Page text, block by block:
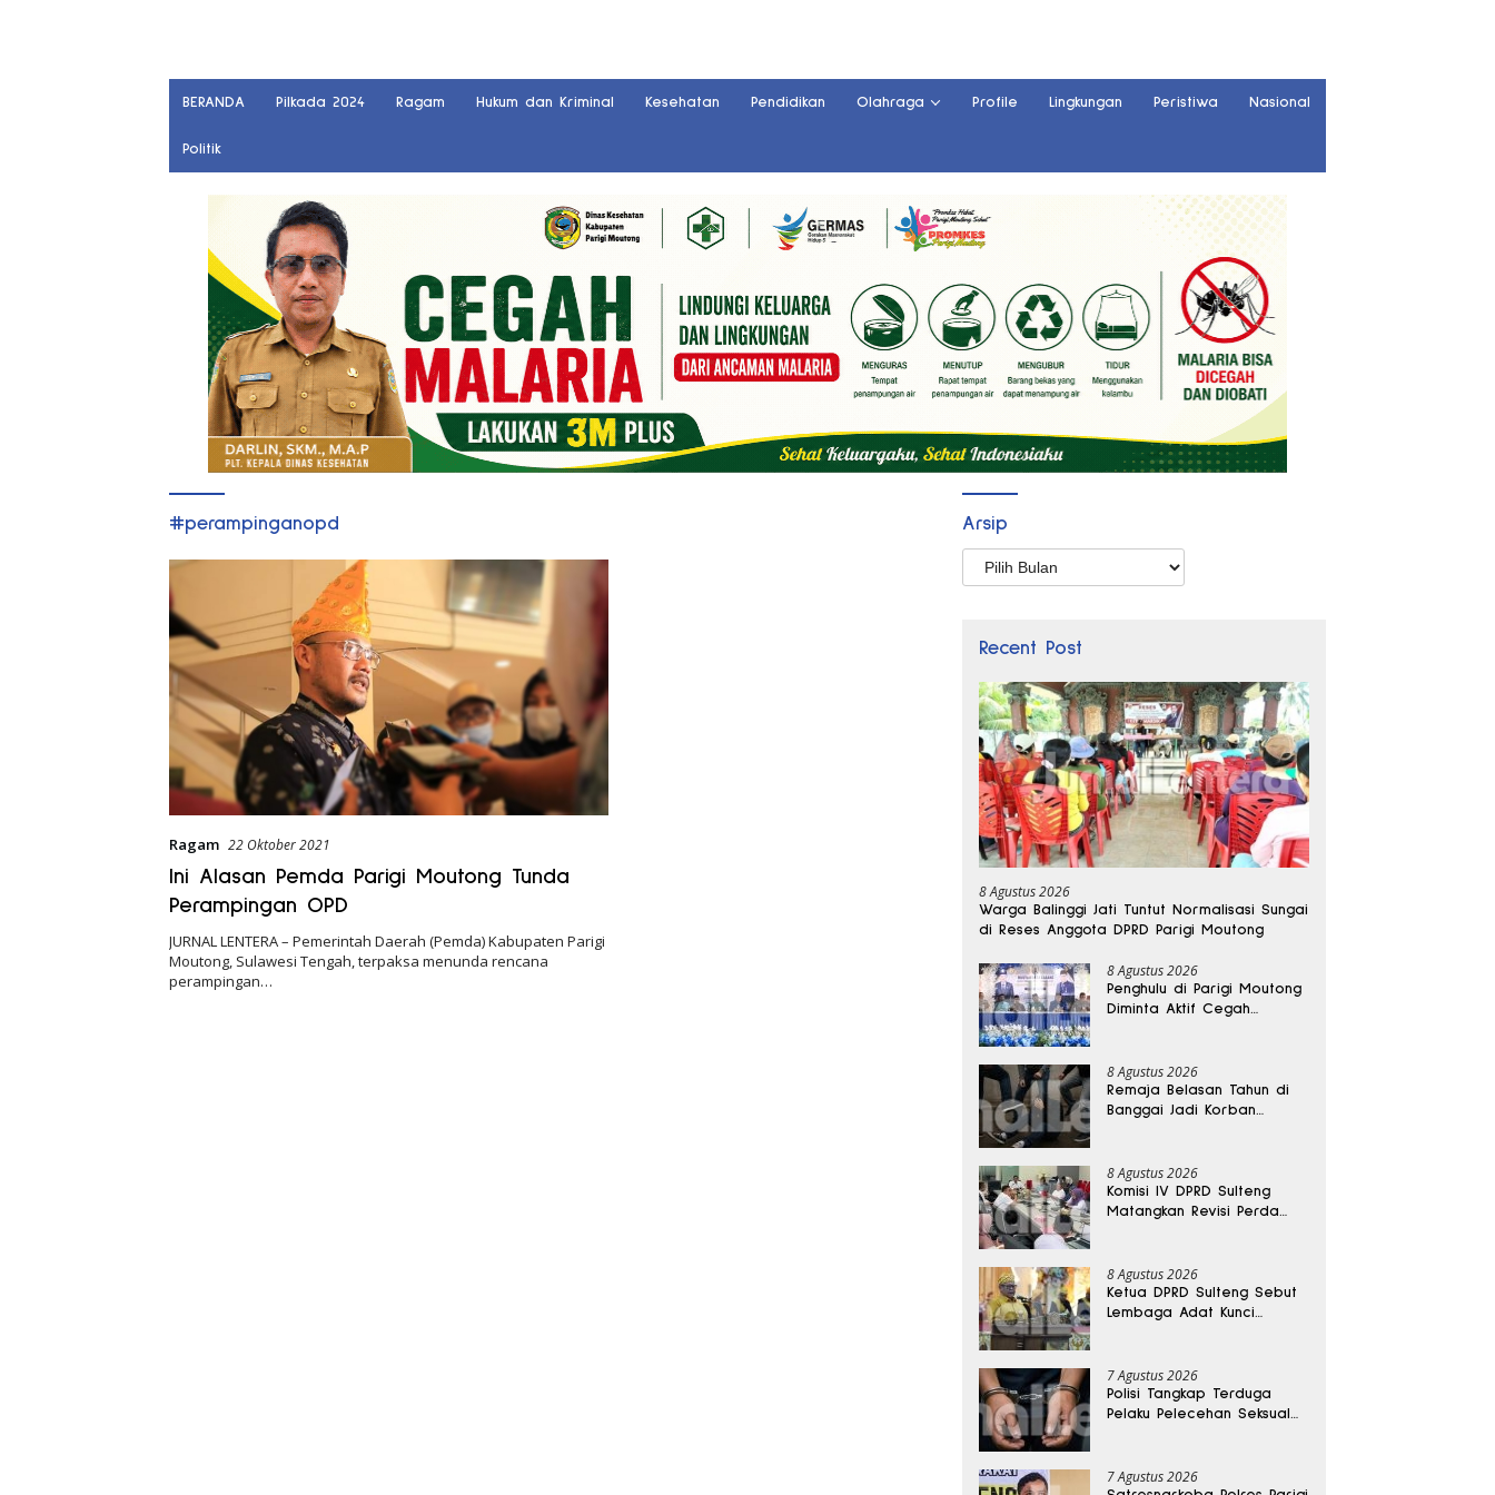
BERANDA Pilkada 2024 Ragam Hukum dan Kriminal Kesehatan Pendidikan Olahraga Profile Lingkungan Peristiwa Nasional
Politik
#perampinganopd
Ragam 22 Oktober 2021
Ini Alasan Pemda Parigi Moutong Tunda
Perampingan OPD
JURNAL LENTERA – Pemerintah Daerah (Pemda) Kabupaten Parigi
Moutong, Sulawesi Tengah, terpaksa menunda rencana
perampingan…
Arsip
Arsip
Recent Post
8 Agustus 2026
Warga Balinggi Jati Tuntut Normalisasi Sungai
di Reses Anggota DPRD Parigi Moutong
8 Agustus 2026
Penghulu di Parigi Moutong
Diminta Aktif Cegah
8 Agustus 2026
Remaja Belasan Tahun di
Banggai Jadi Korban
8 Agustus 2026
Komisi IV DPRD Sulteng
Matangkan Revisi Perda
8 Agustus 2026
Ketua DPRD Sulteng Sebut
Lembaga Adat Kunci
7 Agustus 2026
Polisi Tangkap Terduga
Pelaku Pelecehan Seksual
7 Agustus 2026